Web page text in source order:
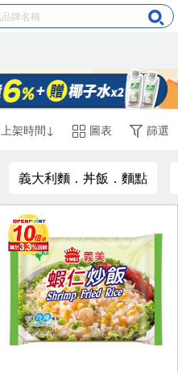
上架時間↓ 圖表 篩選
義大利麵．丼飯．麵點